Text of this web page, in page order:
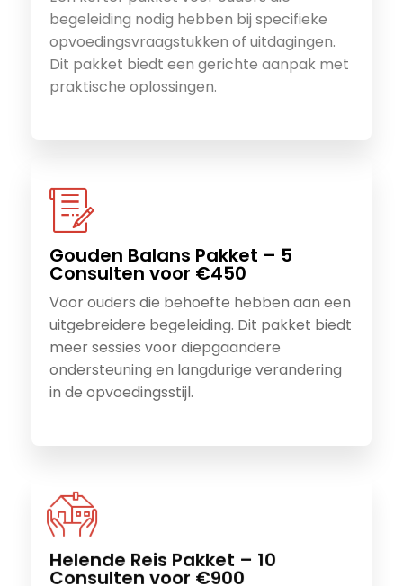
begeleiding nodig hebben bij specifieke
opvoedingsvraagstukken of uitdagingen.
Dit pakket biedt een gerichte aanpak met
praktische oplossingen.
Gouden Balans Pakket – 5
Consulten voor €450
Voor ouders die behoefte hebben aan een
uitgebreidere begeleiding. Dit pakket biedt
meer sessies voor diepgaandere
ondersteuning en langdurige verandering
in de opvoedingsstijl.
Helende Reis Pakket – 10
Consulten voor €900